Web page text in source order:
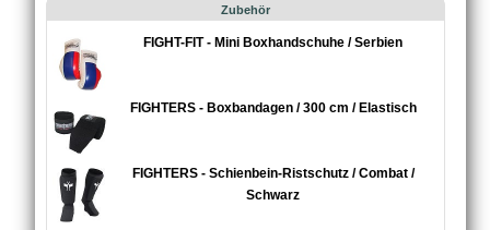
Zubehör
FIGHT-FIT - Mini Boxhandschuhe / Serbien
FIGHTERS - Boxbandagen / 300 cm / Elastisch
FIGHTERS - Schienbein-Ristschutz / Combat /
Schwarz